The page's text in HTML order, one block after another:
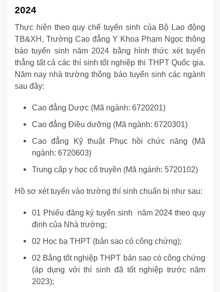
2024
Thực hiện theo quy chế tuyển sinh của Bộ Lao động
TB&XH, Trường Cao đẳng Y Khoa Phạm Ngọc thông
báo tuyển sinh năm 2024 bằng hình thức xét tuyển
thẳng tất cả các thí sinh tốt nghiệp thi THPT Quốc gia.
Năm nay nhà trường thông báo tuyển sinh các ngành
sau đây:
Cao đẳng Dược (Mã ngành: 6720201)
Cao đẳng Điều dưỡng (Mã ngành: 6720301)
Cao đẳng Kỹ thuật Phục hồi chức năng (Mã
ngành: 6720603)
Trung cấp y học cổ truyền (Mã ngành: 5720102)
Hồ sơ xét tuyển vào trường thí sinh chuẩn bị như sau:
01 Phiếu đăng ký tuyển sinh năm 2024 theo quy
định của Nhà trường;
02 Học bạ THPT (bản sao có công chứng);
02 Bằng tốt nghiệp THPT bản sao có công chứng
(áp dụng với thí sinh đã tốt nghiệp trước năm
2023);